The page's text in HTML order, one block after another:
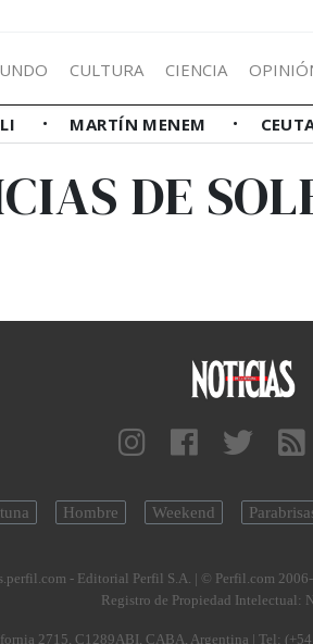
CULTURA CIENCIA
MARTÍN MENEM
DE
Hombre Weekend
- Editorial Perfil S.A. | © Perfil.com
Registro de Propiedad Intelectual:
2715, C1289ABI, CABA, Argentina | Tel: